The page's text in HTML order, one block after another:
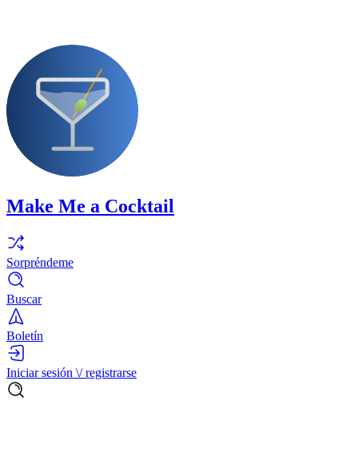
Make Me a Cocktail
Sorpréndeme
Buscar
Boletín
Iniciar sesión \/ registrarse